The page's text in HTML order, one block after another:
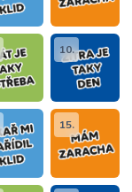
10.
15.